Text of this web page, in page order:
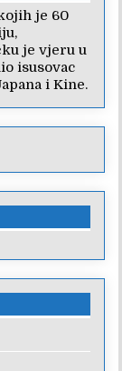
je 60
je vjeru u
isusovac
i Kine.